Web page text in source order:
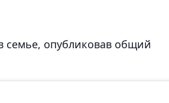
семье, опубликовав общий